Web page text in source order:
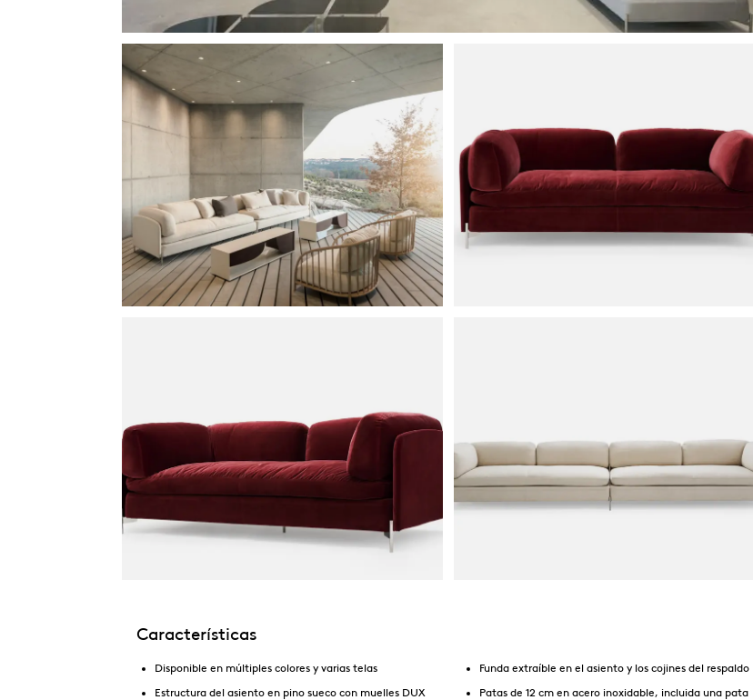
Características
Disponible en múltiples colores y varias telas
Estructura del asiento en pino sueco con muelles DUX
Funda extraíble en el asiento y los cojines del respaldo
Patas de 12 cm en acero inoxidable, incluida una pata